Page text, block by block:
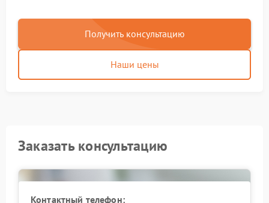
Получить консультацию
Наши цены
Заказать консультацию
Контактный телефон: